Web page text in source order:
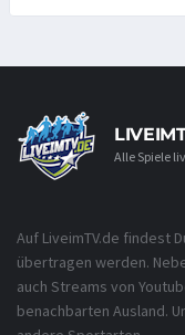
Alle Spiele
Auf LiveimTV.de findest
übertragen werden.
auch Streams von
benachbarten Ausland.